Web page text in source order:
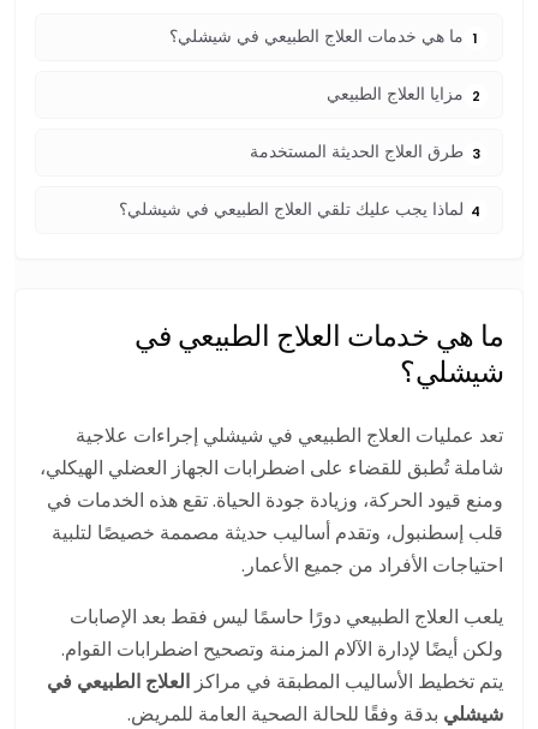
1 ما هي خدمات العلاج الطبيعي في شيشلي؟
2 مزايا العلاج الطبيعي
3 طرق العلاج الحديثة المستخدمة
4 لماذا يجب عليك تلقي العلاج الطبيعي في شيشلي؟
ما هي خدمات العلاج الطبيعي في
شيشلي؟
تعد عمليات العلاج الطبيعي في شيشلي إجراءات علاجية
شاملة تُطبق للقضاء على اضطرابات الجهاز العضلي الهيكلي،
ومنع قيود الحركة، وزيادة جودة الحياة. تقع هذه الخدمات في
قلب إسطنبول، وتقدم أساليب حديثة مصممة خصيصًا لتلبية
احتياجات الأفراد من جميع الأعمار.
يلعب العلاج الطبيعي دورًا حاسمًا ليس فقط بعد الإصابات
ولكن أيضًا لإدارة الآلام المزمنة وتصحيح اضطرابات القوام.
يتم تخطيط الأساليب المطبقة في مراكز العلاج الطبيعي في
شيشلي بدقة وفقًا للحالة الصحية العامة للمريض.